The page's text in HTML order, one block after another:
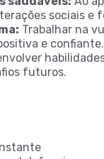
sociais e
Trabalhar na
e confiante.
futuros.